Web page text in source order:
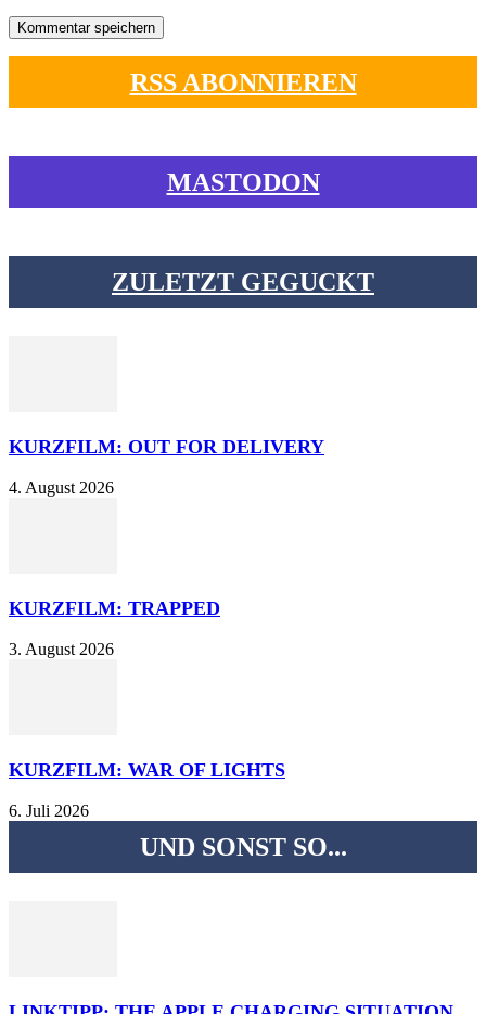
RSS ABONNIEREN
MASTODON
ZULETZT GEGUCKT
KURZFILM: OUT FOR DELIVERY
4. August 2026
KURZFILM: TRAPPED
3. August 2026
KURZFILM: WAR OF LIGHTS
6. Juli 2026
UND SONST SO...